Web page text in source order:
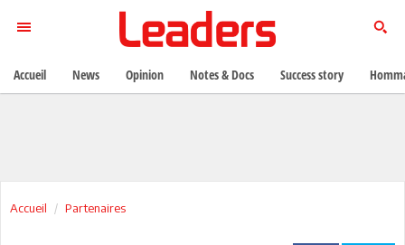
Accueil Partenaires
Accueil News Opinion Notes & Docs Success story